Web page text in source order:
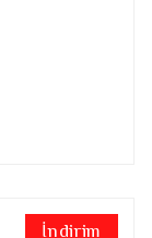
İndirim